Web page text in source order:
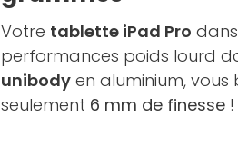
Votre tablette iPad Pro
performances poids lourd
unibody en aluminium,
seulement 6 mm de finesse !